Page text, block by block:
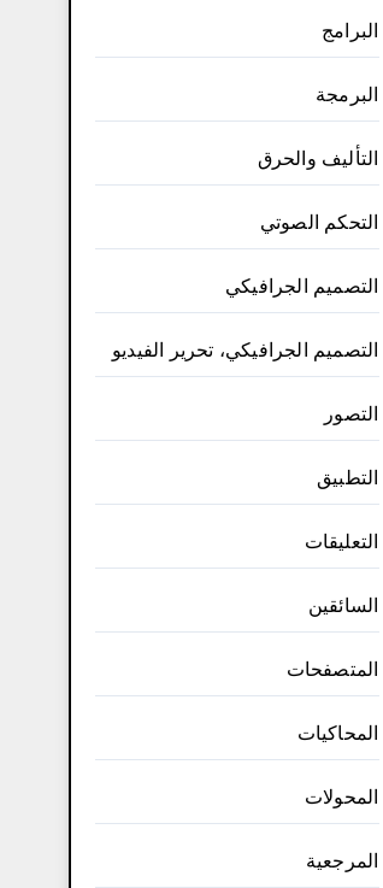
البرامج
البرمجة
التأليف والحرق
التحكم الصوتي
التصميم الجرافيكي
التصميم الجرافيكي، تحرير الفيديو
التصور
التطبيق
التعليقات
السائقين
المتصفحات
المحاكيات
المحولات
المرجعية